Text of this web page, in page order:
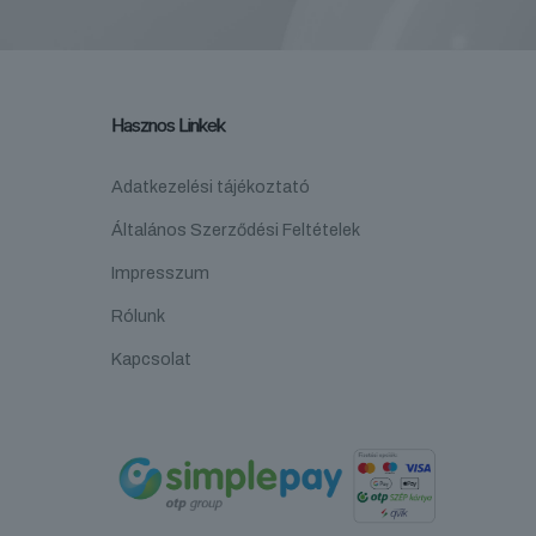
Hasznos Linkek
Adatkezelési tájékoztató
Általános Szerződési Feltételek
Impresszum
Rólunk
Kapcsolat